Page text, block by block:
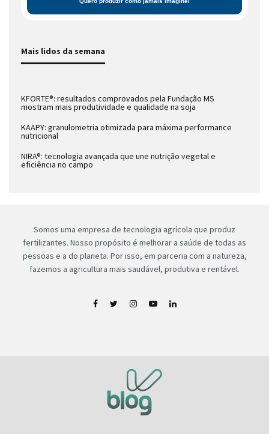
Mais lidos da semana
KFORTE®: resultados comprovados pela Fundação MS
mostram mais produtividade e qualidade na soja
KAAPY: granulometria otimizada para máxima performance
nutricional
NIRA®: tecnologia avançada que une nutrição vegetal e
eficiência no campo
Somos uma empresa de tecnologia agrícola que produz
fertilizantes. Nosso propósito é melhorar a saúde de todas as
pessoas e a do planeta. Por isso, em parceria com a natureza,
fazemos a agricultura mais saudável, produtiva e rentável.